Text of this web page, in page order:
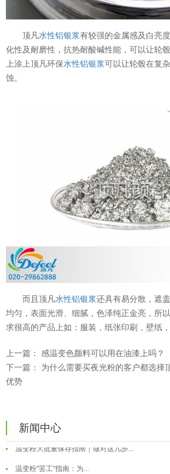
顶凡水性铝银浆有较强的金属感及白亮
化性及耐磨性，抗热耐酸碱性能，可以让轮
上涂上顶凡环保水性铝银浆可以让轮毂在复
蚀。
而且顶凡水性铝银浆还具有易分散，遮
均匀，表面光滑、细腻，色泽纯正金亮，所
求很高的产品上如：服装，纸张印刷，壁纸，
上一篇： 感温变色颜料可以用在油漆上吗？
下一篇： 为什么需要买夜光粉的客户都选择
优势
新闻中心
温变粉可以做防伪标签、温变防伪吗...
温变粉适合做热变还是冷变？
温变粉保质期有多久？开封后如何保...
温变粉大批量保存指南｜做对这几步...
温变粉"罢工"指南：为...